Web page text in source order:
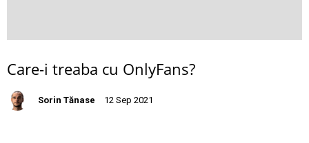
Care-i treaba cu OnlyFans?
Sorin Tănase 12 Sep 2021